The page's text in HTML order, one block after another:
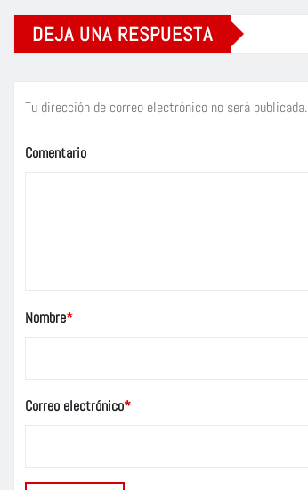
DEJA UNA RESPUESTA
Tu dirección de correo electrónico no será publicada.
Comentario
Nombre*
Correo electrónico*